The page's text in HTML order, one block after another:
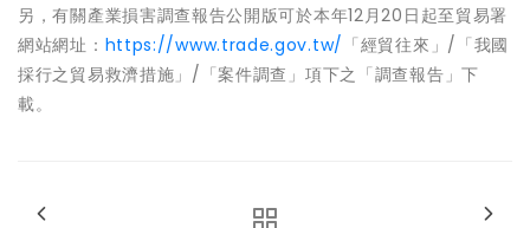
另，有關產業損害調查報告公開版可於本年12月20日起至貿易署
網站網址： https://www.trade.gov.tw/ 「經貿往來」/「我國
採行之貿易救濟措施」/「案件調查」項下之「調查報告」下
載。